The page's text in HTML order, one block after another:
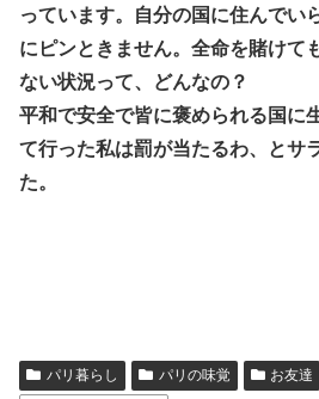
っています。自分の国に住んでい
にピンときません。全命を賭けて
ない状況って、どんなの？
平和で安全で皆に褒められる国に
て行った私は罰が当たるわ、とサ
た。
パリ暮らし パリの味覚 お友達